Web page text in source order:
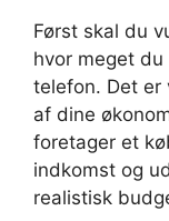
Først skal du
hvor meget
telefon. Det er
af dine
foretager et
indkomst og
realistisk